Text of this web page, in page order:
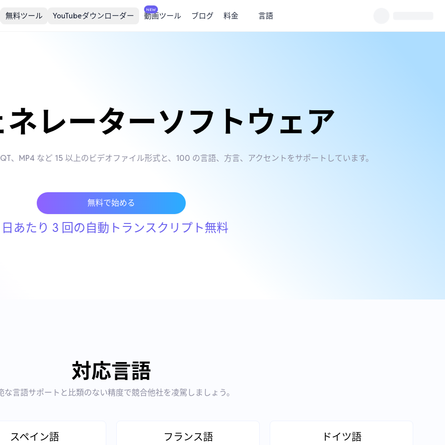
無料ツール YouTubeダウンローダー
NEW
動画ツール ブログ 料金 言語
レーターソフトウェア
、MP4 など 15 以上のビデオファイル形式と、100 の言語、方言、アクセントをサポートしています。
無料で始める
日あたり 3 回の自動トランスクリプト無料
対応言語
な言語サポートと比類のない精度で競合他社を凌駕しましょう。
スペイン語 フランス語 ドイツ語